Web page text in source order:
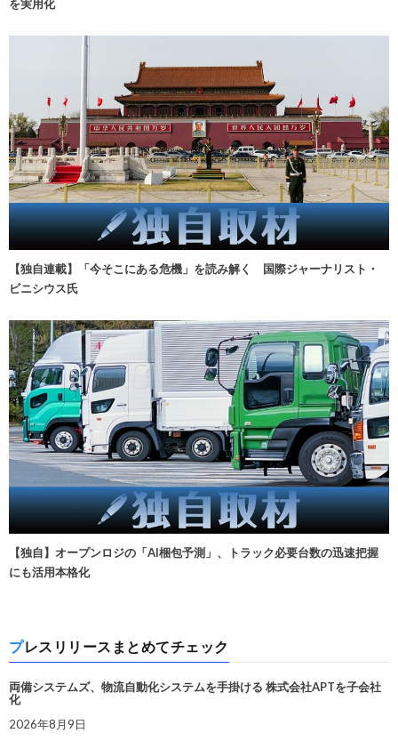
を実用化
【独自連載】「今そこにある危機」を読み解く 国際ジャーナリスト・
ビニシウス氏
【独自】オープンロジの「AI梱包予測」、トラック必要台数の迅速把握
にも活用本格化
プレスリリースまとめてチェック
両備システムズ、物流自動化システムを手掛ける 株式会社APTを子会社
化
2026年8月9日